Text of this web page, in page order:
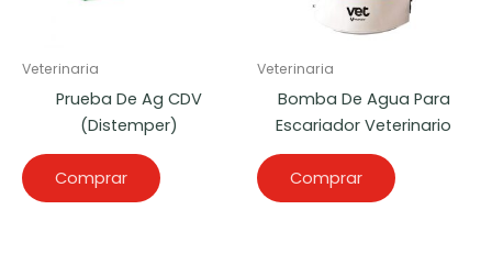
Veterinaria
Prueba De Ag CDV
(Distemper)
Comprar
Veterinaria
Bomba De Agua Para
Escariador Veterinario
Comprar